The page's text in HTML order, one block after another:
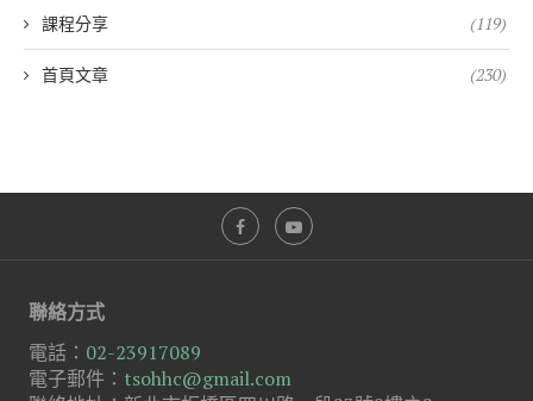
課程分享 (119)
首頁文章 (230)
聯絡方式
電話： 02-23917089
電子郵件： tsohhc@gmail.com